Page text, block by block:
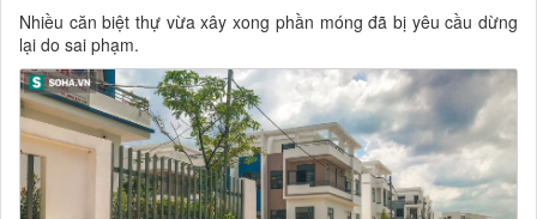
Nhiều căn biệt thự vừa xây xong phần móng đã bị yêu cầu dừng
lại do sai phạm.